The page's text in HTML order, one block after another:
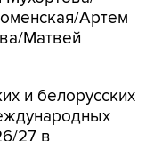
Артем
Матвей
и белорусских